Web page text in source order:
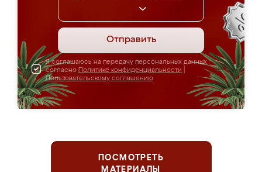
Отправить
Я соглашаюсь на передачу персональных данных
согласно Политике конфиденциальности
Пользовательскому соглашению
ПОСМОТРЕТЬ
МАТЕРИАЛЫ